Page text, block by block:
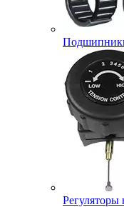
Регуляторы